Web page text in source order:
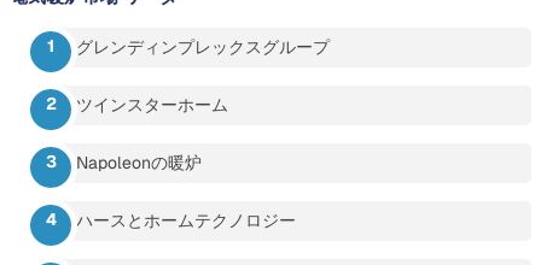
グレンディンプレックスグループ
ツインスターホーム
Napoleonの暖炉
ハースとホームテクノロジー